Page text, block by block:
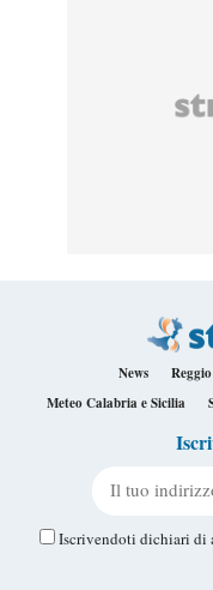
News Reggio
Meteo Calabria e Sicilia
Iscrivendoti dichiari di